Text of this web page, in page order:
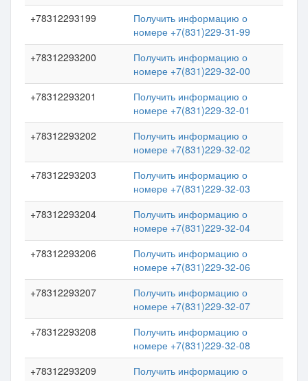
+78312293199
Получить информацию о
номере +7(831)229-31-99
+78312293200
Получить информацию о
номере +7(831)229-32-00
+78312293201
Получить информацию о
номере +7(831)229-32-01
+78312293202
Получить информацию о
номере +7(831)229-32-02
+78312293203
Получить информацию о
номере +7(831)229-32-03
+78312293204
Получить информацию о
номере +7(831)229-32-04
+78312293206
Получить информацию о
номере +7(831)229-32-06
+78312293207
Получить информацию о
номере +7(831)229-32-07
+78312293208
Получить информацию о
номере +7(831)229-32-08
+78312293209
Получить информацию о